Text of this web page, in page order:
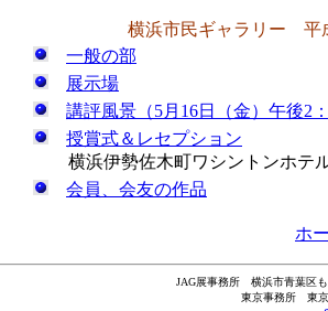
横浜市民ギャラリー 平
一般の部
展示場
講評風景（5月16日（金）午後2
授賞式＆レセプション
横浜伊勢佐木町ワシントンホテル
会員、会友の作品
ホ
JAG展事務所 横浜市青葉区も
東京事務所 東京